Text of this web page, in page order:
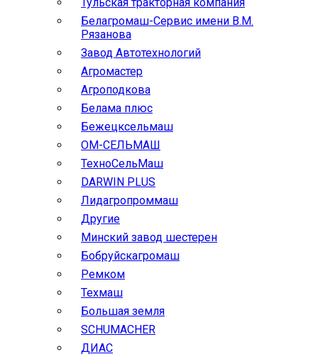
Белагромаш-Сервис имени В.М.
Рязанова
Завод Автотехнологий
Агромастер
Агроподкова
Белама плюс
Бежецксельмаш
ОМ-СЕЛЬМАШ
ТехноСельМаш
DARWIN PLUS
Лидагропроммаш
Другие
Минский завод шестерен
Бобруйскагромаш
Ремком
Техмаш
Большая земля
SCHUMACHER
ДИАС